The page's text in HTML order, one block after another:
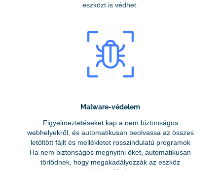
eszközt is védhet.
Malware-védelem
Figyelmeztetéseket kap a nem biztonságos
webhelyekről, és automatikusan beolvassa az összes
letöltött fájlt és mellékletet rosszindulatú programok
Ha nem biztonságos megnyitni őket, automatikusan
törlődnek, hogy megakadályozzák az eszköz